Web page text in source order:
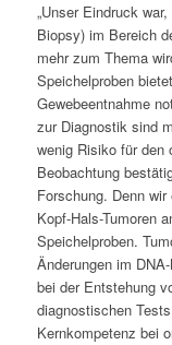
„Unser Eindruck
Biopsy) im Bereich
mehr zum Thema
Speichelproben
Gewebeentnahme
zur Diagnostik sind
wenig Risiko für den
Beobachtung
Forschung. Denn
Kopf-Hals-Tumoren
Speichelproben.
Änderungen im
bei der Entstehung
diagnostischen
Kernkompetenz bei